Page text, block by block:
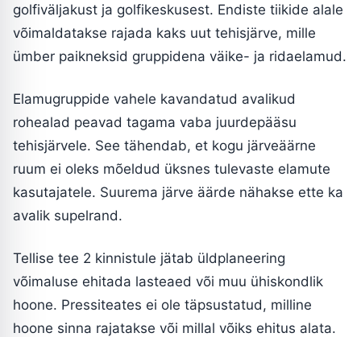
golfiväljakust ja golfikeskusest. Endiste tiikide alale
võimaldatakse rajada kaks uut tehisjärve, mille
ümber paikneksid gruppidena väike- ja ridaelamud.
Elamugruppide vahele kavandatud avalikud
rohealad peavad tagama vaba juurdepääsu
tehisjärvele. See tähendab, et kogu järveäärne
ruum ei oleks mõeldud üksnes tulevaste elamute
kasutajatele. Suurema järve äärde nähakse ette ka
avalik supelrand.
Tellise tee 2 kinnistule jätab üldplaneering
võimaluse ehitada lasteaed või muu ühiskondlik
hoone. Pressiteates ei ole täpsustatud, milline
hoone sinna rajatakse või millal võiks ehitus alata.